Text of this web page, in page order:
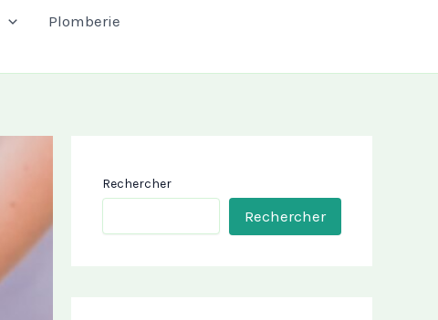
Plomberie
Rechercher
Rechercher